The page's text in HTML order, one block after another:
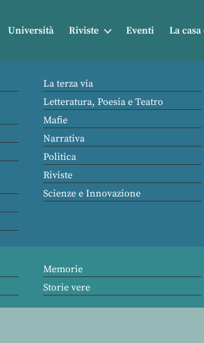
Università Riviste Eventi La
La terza via
Letteratura, Poesia e Teatro
Mafie
Narrativa
Politica
Riviste
Scienze e Innovazione
Memorie
Storie vere